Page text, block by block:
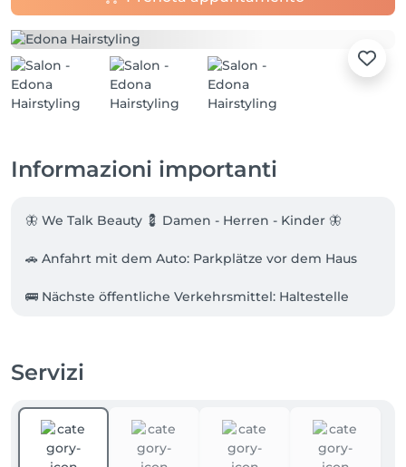
Informazioni importanti
🦋 We Talk Beauty 💈 Damen - Herren - Kinder 🦋
🚗 Anfahrt mit dem Auto: Parkplätze vor dem Haus
🚌 Nächste öffentliche Verkehrsmittel: Haltestelle
Bezahlung per TWINT und Barzahlung möglich.
Servizi